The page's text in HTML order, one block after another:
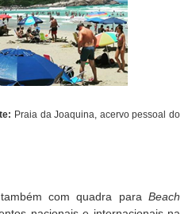
Praia da Joaquina, acervo pessoal do
com quadra para Beach